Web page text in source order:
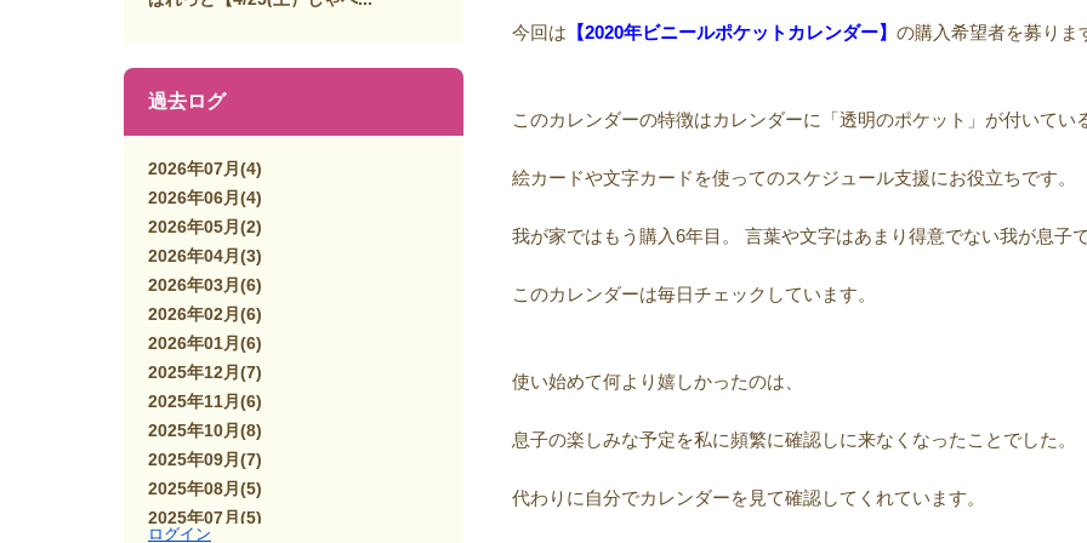
今回は 【2020年ビニールポケットカレンダー】 の購入希望者を募りま
このカレンダーの特徴はカレンダーに「透明のポケット」が付いてい
絵カードや文字カードを使ってのスケジュール支援にお役立ちです。
我が家ではもう購入6年目。 言葉や文字はあまり得意でない我が息子で
このカレンダーは毎日チェックしています。
使い始めて何より嬉しかったのは、
息子の楽しみな予定を私に頻繁に確認しに来なくなったことでした。
代わりに自分でカレンダーを見て確認してくれています。
過去ログ
2026年07月 (4)
2026年06月 (4)
2026年05月 (2)
2026年04月 (3)
2026年03月 (6)
2026年02月 (6)
2026年01月 (6)
2025年12月 (7)
2025年11月 (6)
2025年10月 (8)
2025年09月 (7)
2025年08月 (5)
2025年07月 (5)
ログイン